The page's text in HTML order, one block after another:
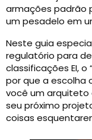
armações padrão
um pesadelo em
Neste guia
regulatório para
classificações EI,
por que a escolha
você um arquiteto
seu próximo
coisas